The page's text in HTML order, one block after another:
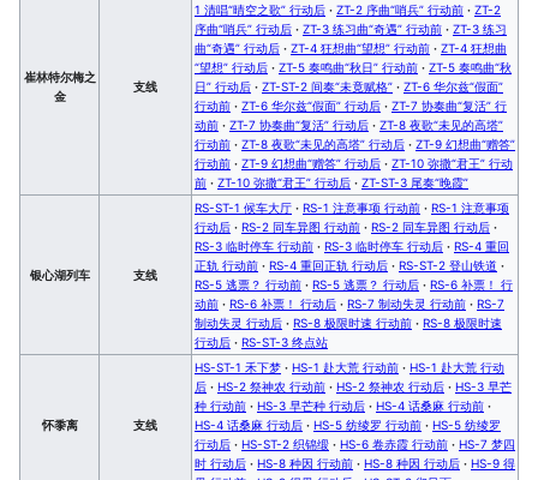
崔林特尔梅之
金
支线
1 清唱“晴空之歌” 行动后 · ZT-2 序曲“哨兵” 行动前 · ZT-2
序曲“哨兵” 行动后 · ZT-3 练习曲“奇遇” 行动前 · ZT-3 练习
曲“奇遇” 行动后 · ZT-4 狂想曲“望想” 行动前 · ZT-4 狂想曲
“望想” 行动后 · ZT-5 奏鸣曲“秋日” 行动前 · ZT-5 奏鸣曲“秋
日” 行动后 · ZT-ST-2 间奏“未竟赋格” · ZT-6 华尔兹“假面”
行动前 · ZT-6 华尔兹“假面” 行动后 · ZT-7 协奏曲“复活” 行
动前 · ZT-7 协奏曲“复活” 行动后 · ZT-8 夜歌“未见的高塔”
行动前 · ZT-8 夜歌“未见的高塔” 行动后 · ZT-9 幻想曲“赠答”
行动前 · ZT-9 幻想曲“赠答” 行动后 · ZT-10 弥撒“君王” 行动
前 · ZT-10 弥撒“君王” 行动后 · ZT-ST-3 尾奏“晚霞”
银心湖列车 支线
RS-ST-1 候车大厅 · RS-1 注意事项 行动前 · RS-1 注意事项
行动后 · RS-2 同车异图 行动前 · RS-2 同车异图 行动后 ·
RS-3 临时停车 行动前 · RS-3 临时停车 行动后 · RS-4 重回
正轨 行动前 · RS-4 重回正轨 行动后 · RS-ST-2 登山铁道 ·
RS-5 逃票？ 行动前 · RS-5 逃票？ 行动后 · RS-6 补票！ 行
动前 · RS-6 补票！ 行动后 · RS-7 制动失灵 行动前 · RS-7
制动失灵 行动后 · RS-8 极限时速 行动前 · RS-8 极限时速
行动后 · RS-ST-3 终点站
怀黍离 支线
HS-ST-1 禾下梦 · HS-1 赴大荒 行动前 · HS-1 赴大荒 行动
后 · HS-2 祭神农 行动前 · HS-2 祭神农 行动后 · HS-3 早芒
种 行动前 · HS-3 早芒种 行动后 · HS-4 话桑麻 行动前 ·
HS-4 话桑麻 行动后 · HS-5 纺绫罗 行动前 · HS-5 纺绫罗
行动后 · HS-ST-2 织锦缎 · HS-6 卷赤霞 行动前 · HS-7 梦四
时 行动后 · HS-8 种因 行动前 · HS-8 种因 行动后 · HS-9 得